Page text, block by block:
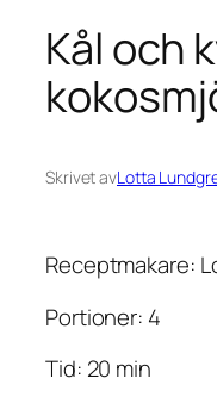
Kål och
Skrivet avLotta
Receptmakare:
Portioner: 4
Tid: 20 min